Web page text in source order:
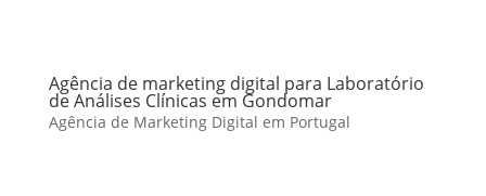
Agência de marketing digital para Laboratório
de Análises Clínicas em Gondomar
Agência de Marketing Digital em Portugal